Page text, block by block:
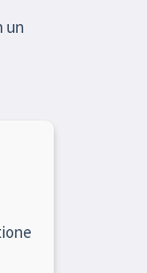
un